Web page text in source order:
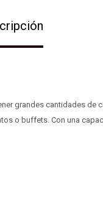
grandes cantidades de
o buffets. Con una